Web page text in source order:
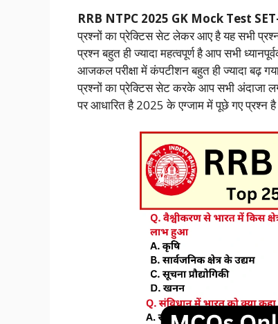
c
e
b
o
a
t
s
A
i
t
t
e
n
k
e
d
l
e
g
r
p
y
L
i
RRB NTPC 2025 GK Mock Test
प्रश्नों का प्रेक्टिस सेट लेकर आए है यह सभी प्रश्न
प्रश्न बहुत ही ज्यादा महत्वपूर्ण है आप सभी
आजकल परीक्षा में कंपटीशन बहुत ही ज्यादा बढ़
प्रश्नों का प्रेक्टिस सेट करके आप सभी अंदाजा
पर आधारित है 2025 के एग्जाम में पूछे गए प्रश्न है